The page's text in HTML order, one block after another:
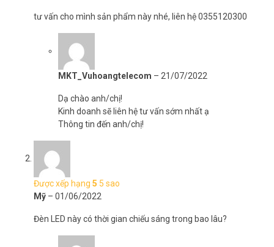
tư vấn cho mình sản phẩm này nhé, liên hệ 0355120300
MKT_Vuhoangtelecom – 21/07/2022
Dạ chào anh/chị!
Kinh doanh sẽ liên hệ tư vấn sớm nhất ạ
Thông tin đến anh/chị!
Được xếp hạng 5 5 sao
Mỹ – 01/06/2022
Đèn LED này có thời gian chiếu sáng trong bao lâu?